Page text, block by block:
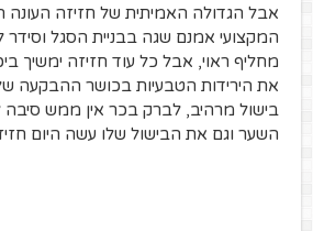
אבל הגדולה האמיתית של חזיזה העונה
המקצועי אמנם שגה בבניית הסגל וסידר
מחליף ראוי, אבל כל עוד חזיזה ימשיך
את הירידות הטבעיות בכושר ההבקעה
בישול מרהיב, לברק בכר אין ממש
השער וגם את הבישול שלו עשה היום